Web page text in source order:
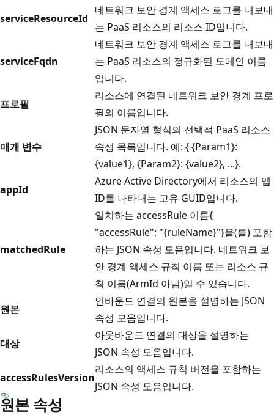
serviceResourceId
네트워크 보안 경계 액세스 로그를 내보내
는 PaaS 리소스의 리소스 ID입니다.
serviceFqdn
네트워크 보안 경계 액세스 로그를 내보내
는 PaaS 리소스의 정규화된 도메인 이름
입니다.
프로필
리소스에 연결된 네트워크 보안 경계 프로
필의 이름입니다.
매개 변수
JSON 문자열 형식의 선택적 PaaS 리소스
속성 목록입니다. 예: { {Param1}:
{value1}, {Param2}: {value2}, ...}.
appId
Azure Active Directory에서 리소스의 앱
ID를 나타내는 고유 GUID입니다.
matchedRule
일치하는 accessRule 이름{
"accessRule": "{ruleName}"}을(를) 포함
하는 JSON 속성 모음입니다. 네트워크 보
안 경계 액세스 규칙 이름 또는 리소스 규
칙 이름(ArmId 아님)일 수 있습니다.
원본
인바운드 연결의 원본을 설명하는 JSON
속성 모음입니다.
대상
아웃바운드 연결의 대상을 설명하는
JSON 속성 모음입니다.
accessRulesVersion
리소스의 액세스 규칙 버전을 포함하는
JSON 속성 모음입니다.
원본 속성